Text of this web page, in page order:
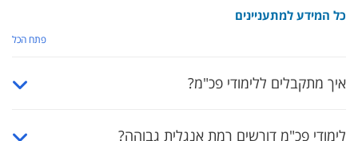
כל המידע למתעניינים
פתח הכל
איך מתקבלים ללימודי פכ"מ?
לימודי פכ"מ דורשים רמת אנגלית גבוהה?